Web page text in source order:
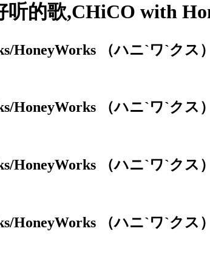
听的歌,CHiCO with
HoneyWorks （ハニ`ワ`クス
HoneyWorks （ハニ`ワ`クス
HoneyWorks （ハニ`ワ`クス
HoneyWorks （ハニ`ワ`クス